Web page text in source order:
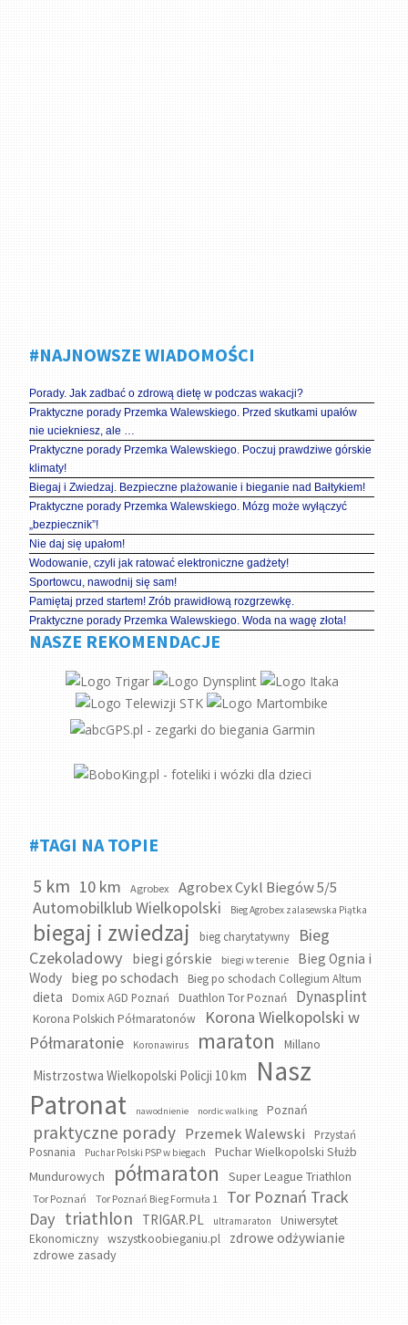
#NAJNOWSZE WIADOMOŚCI
Porady. Jak zadbać o zdrową dietę w podczas wakacji?
Praktyczne porady Przemka Walewskiego. Przed skutkami upałów
nie uciekniesz, ale …
Praktyczne porady Przemka Walewskiego. Poczuj prawdziwe górskie
klimaty!
Biegaj i Zwiedzaj. Bezpieczne plażowanie i bieganie nad Bałtykiem!
Praktyczne porady Przemka Walewskiego. Mózg może wyłączyć
„bezpiecznik”!
Nie daj się upałom!
Wodowanie, czyli jak ratować elektroniczne gadżety!
Sportowcu, nawodnij się sam!
Pamiętaj przed startem! Zrób prawidłową rozgrzewkę.
Praktyczne porady Przemka Walewskiego. Woda na wagę złota!
NASZE REKOMENDACJE
#TAGI NA TOPIE
5 km 10 km Agrobex Agrobex Cykl Biegów 5/5
Automobilklub Wielkopolski Bieg Agrobex zalasewska Piątka
biegaj i zwiedzaj bieg charytatywny
Bieg
Czekoladowy
biegi górskie biegi w terenie
Bieg Ognia i
Wody bieg po schodach Bieg po schodach Collegium Altum
dieta Domix AGD Poznań Duathlon Tor Poznań Dynasplint
Korona Polskich Półmaratonów
Korona Wielkopolski w
Półmaratonie
Koronawirus maraton Millano
Mistrzostwa Wielkopolski Policji 10 km
Nasz
Patronat
nawodnienie nordic walking Poznań
praktyczne porady Przemek Walewski
Przystań
Posnania
Puchar Polski PSP w biegach
Puchar Wielkopolski Służb
Mundurowych
półmaraton Super League Triathlon
Tor Poznań Tor Poznań Bieg Formuła 1
Tor Poznań Track
Day triathlon TRIGAR.PL ultramaraton
Uniwersytet
Ekonomiczny
wszystkoobieganiu.pl zdrowe odżywianie
zdrowe zasady